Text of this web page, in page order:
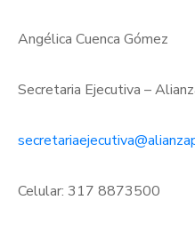
Angélica Cuenca Gómez
Secretaria Ejecutiva –
Celular: 317 8873500